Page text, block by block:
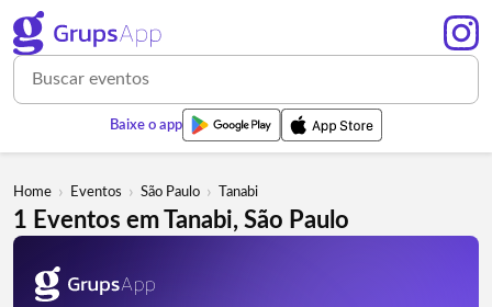
Baixe o app
Home › Eventos › São Paulo › Tanabi
1 Eventos em Tanabi, São Paulo